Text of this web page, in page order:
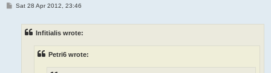
PSat 28 Apr 2012, 23:46
Infitialis wrote:
Petri6 wrote: